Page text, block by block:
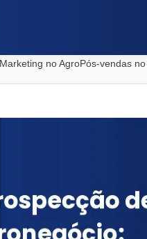
Marketing no AgroPós-vendas